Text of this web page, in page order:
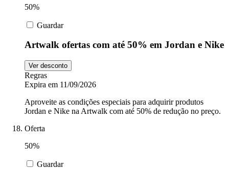
50%
Guardar
Artwalk ofertas com até 50% em Jordan e Nike
Ver desconto
Regras
Expira em 11/09/2026
Aproveite as condições especiais para adquirir produtos
Jordan e Nike na Artwalk com até 50% de redução no preço.
Oferta
50%
Guardar